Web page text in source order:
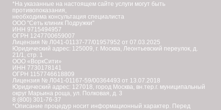
*На указанные на настоящем сайте услуги могут быть
противопоказания,
необходима консультация специалиста
ООО "Сеть клиник Подружки"
ИНН 9715494957
ОГРН 1247700659007
Лицензия № Л041-01137-77/01957952 от 07.03.2025
Юридический адрес: 125009, г. Москва, Леонтьевский переулок, д.
21/1, стр. 1
ООО «ВоркСити»
ИНН 7730178141
ОГРН 1157746618809
Лицензия № Л041-01167-59/00364493 от 13.07.2018
Юридический адрес: 127018, город Москва, вн.тер.г. муниципальный
округ Марьина роща, ул. Полковая, д. 3
8 (800) 301-76-37
*Описание процедур носит информационный характер. Перед